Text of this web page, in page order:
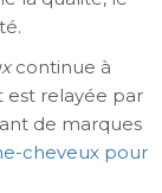
continue à
est relayée par
de marques
cheveux pour